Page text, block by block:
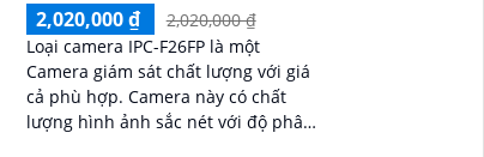
2,020,000 ₫
2,020,000 ₫
Loại camera IPC-F26FP là một
Camera giám sát chất lượng với giá
cả phù hợp. Camera này có chất
lượng hình ảnh sắc nét với độ phân